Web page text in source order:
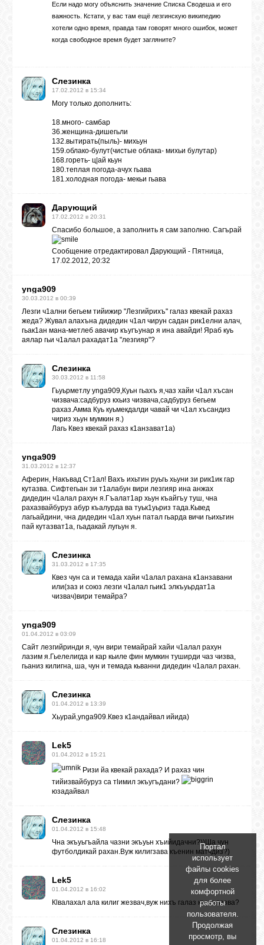
Если надо могу объяснить значение Списка Сводеша и его
важность. Кстати, у вас там ещё лезгинскую википедию
хотели одно время, правда там говорят много ошибок, может
когда свободное время будет загляните?
Слезинка
17.02.2012 в 15:34
Могу только дополнить:
18.много- самбар
36.женщина-дишегьли
132.вытирать(пыль)- михьун
159.облако-булут(чистые облака- михьи булутар)
168.гореть- ц|ай кьун
180.теплая погода-ачух гьава
181.холодная погода- мекьи гьава
Дарующий
17.02.2012 в 20:31
Спасибо большое, а заполнить я сам заполню. Сагърай
Сообщение отредактировал Дарующий - Пятница,
17.02.2012, 20:32
ynga909
30.03.2012 в 00:39
Лезги ч1ални бегьем тийижир "Лезгийрихъ" галаз квекай рахаз
жеда? Жувал алахъна дидедин ч1ал чирун садан рик1елни алач,
гьак1ан мана-метлеб авачир къугъунар я ина авайди! Яраб куь
аялар гьи ч1алал рахадат1а "лезгияр"?
Слезинка
30.03.2012 в 11:58
Гьуьрметлу ynga909,Куьн гьахъ я,чаз хайи ч1ал хъсан
чизвача:садбуруз кхьиз чизвача,садбуруз бегьем
рахаз.Амма Куь куьмекдалди чавай чи ч1ал хъсандиз
чириз хьун мумкин я.)
Лагь Квез квекай рахаз к1анзават1а)
ynga909
31.03.2012 в 12:37
Аферин, Накъвад Ст1ал! Вахъ ихьтин руьгь хьуни зи рик1ик гар
кутазва. Сифтегьан зи т1алабун вири лезгияр ина анжах
дидедин ч1алал рахун я.Гъалат1ар хьун къайгъу туш, чна
рахазвайбуруз абур къалурда ва туьк1уьриз тада.Кьвед
лагьайдини, чна дидедин ч1ал хуьн патал гьарда вичи гьихьтин
пай кутазват1а, гьадакай лугьун я.
Слезинка
31.03.2012 в 17:35
Квез чун са и темада хайи ч1алал рахана к1анзавани
или(заз и союз лезги ч1алал гьик1 элкъуьрдат1а
чизвач)вири темайра?
ynga909
01.04.2012 в 03:09
Сайт лезгийринди я, чун вири темайрай хайи ч1алал рахун
лазим я.Гьелелигда и кар кьиле фин мумкин туширди чаз чизва,
гьаниз килигна, ша, чун и темада кьванни дидедин ч1алал рахан.
Слезинка
01.04.2012 в 13:39
Хьурай,ynga909.Квез к1андайвал ийида)
Lek5
01.04.2012 в 15:21
Ризи йа квекай рахада? И рахаз чин
тийизвайбуруз са тlимил экъугъдани?
юзадайвал
Слезинка
01.04.2012 в 15:48
Чна экъуьгъайла чазни экъуьн хъийидачни?))Ша чун
футболдикай рахан.Вуж килигзава къенин матчдиз?)
Lek5
01.04.2012 в 16:02
Кlвалахал ала килиг жезвач,вуж нихъ галаз къугъвазва?
Слезинка
01.04.2012 в 16:18
Портал
использует
файлы cookies
для более
комфортной
работы
пользователя.
Продолжая
просмотр, вы